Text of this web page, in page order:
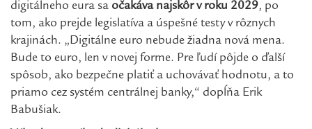
digitálneho eura sa očakáva najskôr v roku 2029, po
tom, ako prejde legislatíva a úspešné testy v rôznych
krajinách. „Digitálne euro nebude žiadna nová mena.
Bude to euro, len v novej forme. Pre ľudí pôjde o ďalší
spôsob, ako bezpečne platiť a uchovávať hodnotu, a to
priamo cez systém centrálnej banky,“ dopĺňa Erik
Babušiak.